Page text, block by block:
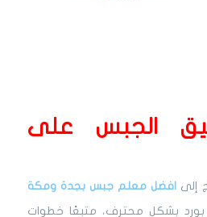
الجبس على
إلى افضل معلم جبس بجدة ومكة
بشكل محترف، متبعًا خطوات